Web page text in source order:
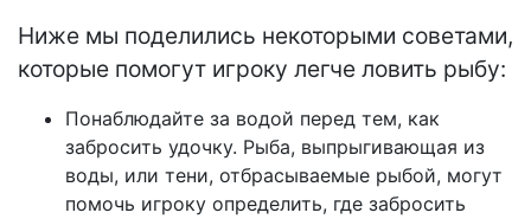
Ниже мы поделились некоторыми советами,
которые помогут игроку легче ловить рыбу:
Понаблюдайте за водой перед тем, как
забросить удочку. Рыба, выпрыгивающая из
воды, или тени, отбрасываемые рыбой, могут
помочь игроку определить, где забросить